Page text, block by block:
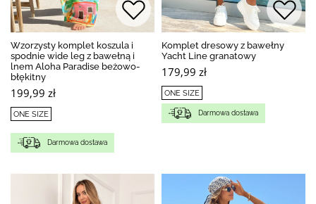
Wzorzysty komplet koszula i
spodnie wide leg z bawełną i
lnem Aloha Paradise beżowo-
błękitny
199,99 zł
ONE SIZE
Darmowa dostawa
Komplet dresowy z bawełny
Yacht Line granatowy
179,99 zł
ONE SIZE
Darmowa dostawa